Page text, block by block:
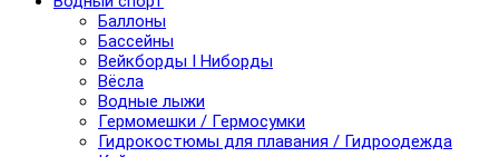
Баллоны
Бассейны
Вейкборды I Ниборды
Вёсла
Водные лыжи
Гермомешки / Гермосумки
Гидрокостюмы для плавания / Гидроодежда